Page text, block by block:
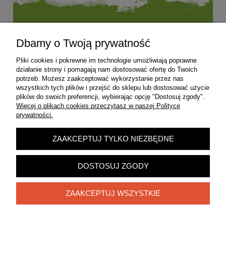
Płatności i dostawa
Informacje
Zadzwoń do nas!572 313 145
POKAŻ PEŁNĄ WERSJĘ STRONY
Sklep internetowy Shoper.pl
Dbamy o Twoją prywatność
Pliki cookies i pokrewne im technologie umożliwiają poprawne
działanie strony i pomagają nam dostosować ofertę do Twoich
potrzeb. Możesz zaakceptować wykorzystanie przez nas
wszystkich tych plików i przejść do sklepu lub dostosować użycie
plików do swoich preferencji, wybierając opcję "Dostosuj zgody".
Więcej o plikach cookies przeczytasz w naszej Polityce
prywatności.
ZAAKCEPTUJ TYLKO NIEZBĘDNE
DOSTOSUJ ZGODY
ZAAKCEPTUJ WSZYSTKIE